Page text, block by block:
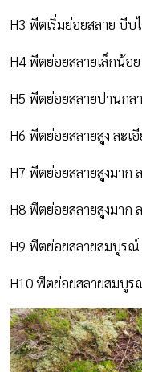
H3 พีตเริ่มย่อยสลาย บีบ
H4 พีตย่อยสลายเล็กน้อ
H5 พีตย่อยสลายปานกล
H6 พีตย่อยสลายสูง ละเ
H7 พีตย่อยสลายสูงมาก
H8 พีตย่อยสลายสูงมาก
H9 พีตย่อยสลายสมบูร
H10 พีตย่อยสลายสมบู